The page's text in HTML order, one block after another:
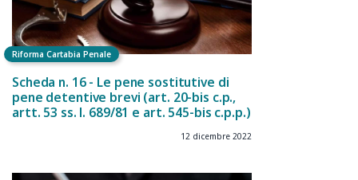
Riforma Cartabia Penale
Scheda n. 16 - Le pene sostitutive di
pene detentive brevi (art. 20-bis c.p.,
artt. 53 ss. l. 689/81 e art. 545-bis c.p.p.)
12 dicembre 2022